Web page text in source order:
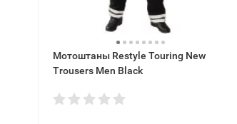
Мотоштаны Restyle Touring New
Trousers Men Black